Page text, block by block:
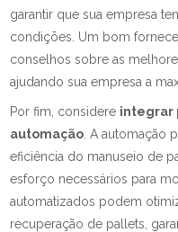
garantir que sua empresa
condições. Um bom
conselhos sobre as
ajudando sua empresa a
Por fim, considere integrar
automação . A automação
eficiência do manuseio de
esforço necessários para
automatizados podem
recuperação de pallets,